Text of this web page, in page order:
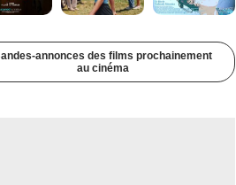
annonces des films prochainement
au cinéma